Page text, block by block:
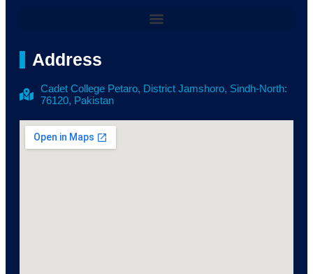
Address
Cadet College Petaro, District Jamshoro, Sindh-North:
76120, Pakistan